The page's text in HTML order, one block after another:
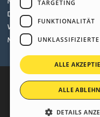
Downloads
Webhosting
Meine Credits
. All
TARGETING
FUNKTIONALITÄT
UNKLASSIFIZIERTE
ALLE
ALLE
DETAILS